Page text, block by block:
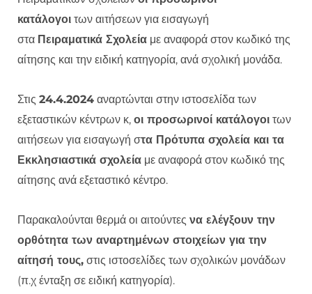
κατάλογοι των αιτήσεων για εισαγωγή
στα Πειραματικά Σχολεία με αναφορά στον κωδικό της
αίτησης και την ειδική κατηγορία, ανά σχολική μονάδα.
Στις 24.4.2024 αναρτώνται στην ιστοσελίδα των
εξεταστικών κέντρων κ, οι προσωρινοί κατάλογοι των
αιτήσεων για εισαγωγή στα Πρότυπα σχολεία και τα
Εκκλησιαστικά σχολεία με αναφορά στον κωδικό της
αίτησης ανά εξεταστικό κέντρο.
Παρακαλούνται θερμά οι αιτούντες να ελέγξουν την
ορθότητα των αναρτημένων στοιχείων για την
αίτησή τους, στις ιστοσελίδες των σχολικών μονάδων
(π.χ ένταξη σε ειδική κατηγορία).